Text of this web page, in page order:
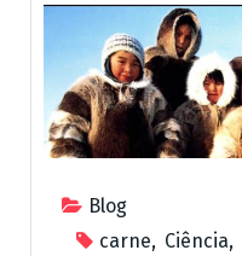
Blog
carne, Ciência,